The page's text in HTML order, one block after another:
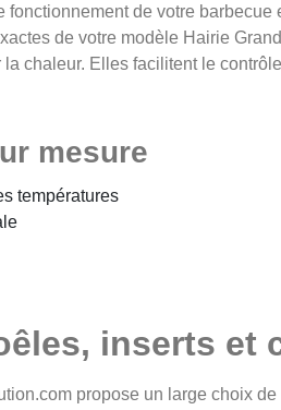
de votre
de votre modèle Hairie
chaleur. Elles facilitent le
mesure
températures
inserts et
propose un large choix